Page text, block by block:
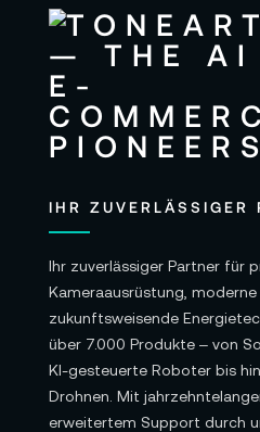
SDI-Audioausgänge: 2x
Programmaudio
HDMI-Audioausgänge:
24 Bit
über SDI, HDMI oder
Computer-Schnittstelle:
(bis zu 5 Gbit/s)
Verbindung mit
und Focus und Zoom
C Port für
IHR ZUVERLÄSSIGER
Ihr zuverlässiger Partner für
Kameraausrüstung,
zukunftsweisende
über 7.000 Produkte – von
KI-gesteuerte Roboter bis
Drohnen. Mit
erweitertem Support durch